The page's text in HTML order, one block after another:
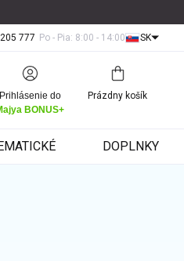
777 Po - Pia: 8:00 - 14:00 SK
Prihlásenie do
BONUS+
Nákupný
košík
Prázdny košík
DOPLNKY